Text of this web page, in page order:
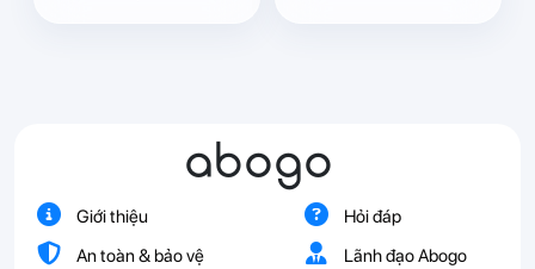
abogo
Giới thiệu
An toàn & bảo vệ
Hỏi đáp
Lãnh đạo Abogo